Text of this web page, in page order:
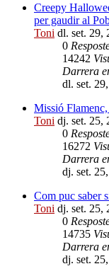
Creepy
per gaudir al
Toni dl. set. 29,
0
14242
Darrera
dl. set.
Missió
Toni dj. set. 25,
0
16272
Darrera
dj. set.
Com puc saber
Toni dj. set. 25,
0
14735
Darrera
dj. set.